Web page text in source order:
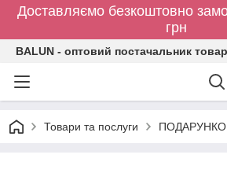
Доставляємо безкоштовно
грн
BALUN - оптовий постачальник
Товари та послуги